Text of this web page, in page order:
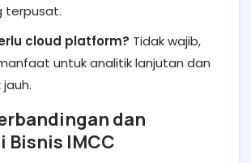
terpusat.
cloud platform? Tidak wajib,
untuk analitik lanjutan dan
dan
IMCC